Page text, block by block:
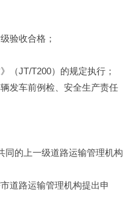
验收合格；
JT/T200）的规定执行；
发车前例检、安全生产责任
的上一级道路运输管理机构
道路运输管理机构提出申